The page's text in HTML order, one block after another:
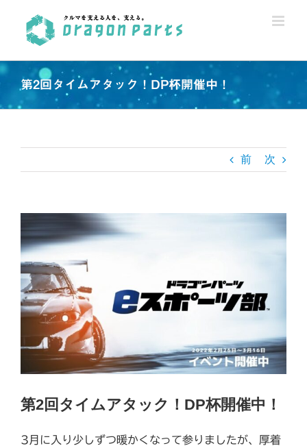
content
第2回タイムアタック！DP杯開催中！
前 次
Larger
Image
第2回タイムアタック！DP杯開催中！
3月に入り少しずつ暖かくなって参りましたが、厚着